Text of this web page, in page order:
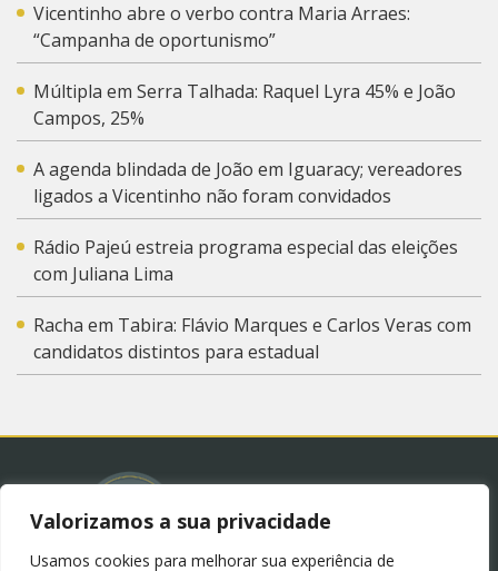
Valorizamos a sua privacidade
Usamos cookies para melhorar sua experiência de
Vicentinho abre o verbo contra Maria Arraes:
“Campanha de oportunismo”
Múltipla em Serra Talhada: Raquel Lyra 45% e João
Campos, 25%
A agenda blindada de João em Iguaracy; vereadores
ligados a Vicentinho não foram convidados
Rádio Pajeú estreia programa especial das eleições
com Juliana Lima
Racha em Tabira: Flávio Marques e Carlos Veras com
candidatos distintos para estadual